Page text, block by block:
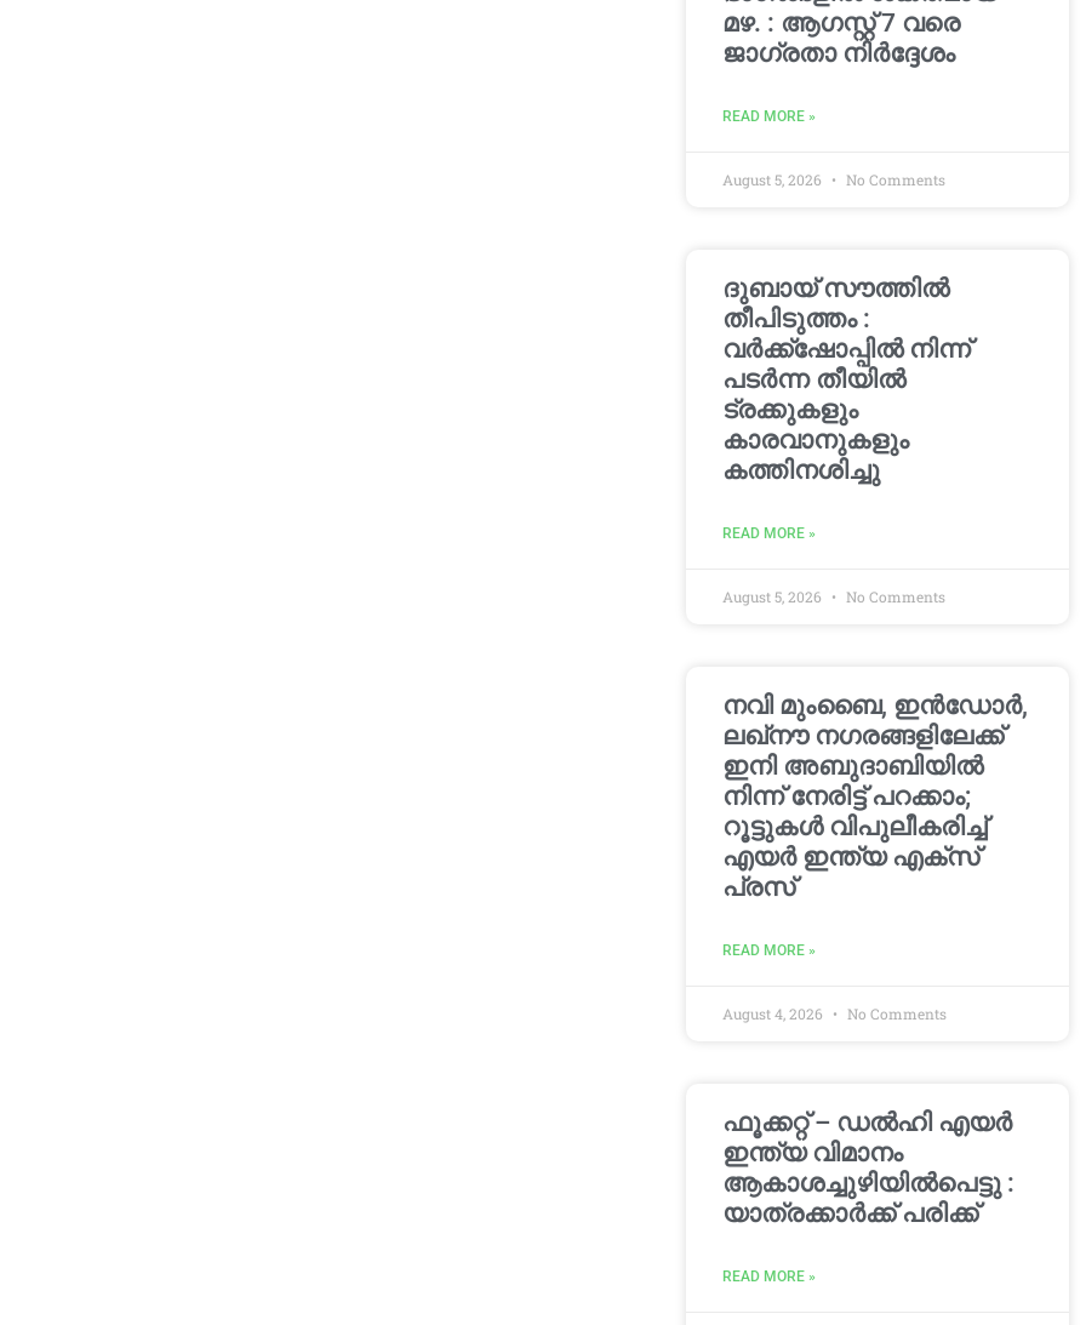
മഴ. : ആഗസ്റ്റ് 7 വരെ
ജാഗ്രതാ നിർദ്ദേശം
READ MORE »
August 5, 2026 No Comments
ദുബായ് സൗത്തിൽ
തീപിടുത്തം :
വർക്ക്‌ഷോപ്പിൽ നിന്ന്
പടർന്ന തീയിൽ
ട്രക്കുകളും
കാരവാനുകളും
കത്തിനശിച്ചു
READ MORE »
August 5, 2026 No Comments
നവി മുംബൈ, ഇൻഡോർ,
ലഖ്നൗ നഗരങ്ങളിലേക്ക്
ഇനി അബുദാബിയിൽ
നിന്ന് നേരിട്ട് പറക്കാം;
റൂട്ടുകൾ വിപുലീകരിച്ച്
എയർ ഇന്ത്യ എക്സ്
പ്രസ്
READ MORE »
August 4, 2026 No Comments
ഫൂക്കറ്റ് – ഡൽഹി എയര്‍
ഇന്ത്യ വിമാനം
ആകാശച്ചുഴിയില്‍പെട്ടു :
യാത്രക്കാര്‍ക്ക് പരിക്ക്
READ MORE »